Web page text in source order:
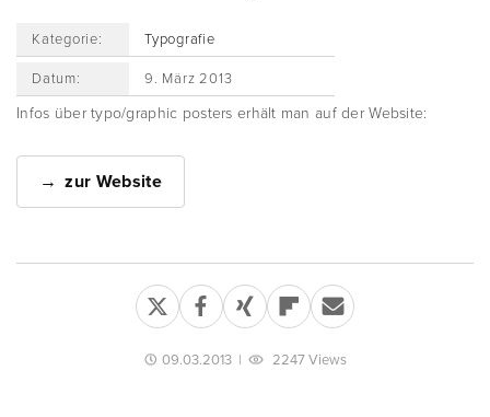
Kategorie: Typografie
Datum: 9. März 2013
Infos über typo/graphic posters erhält man auf der Website:
zur Website
09.03.2013 | 2247 Views